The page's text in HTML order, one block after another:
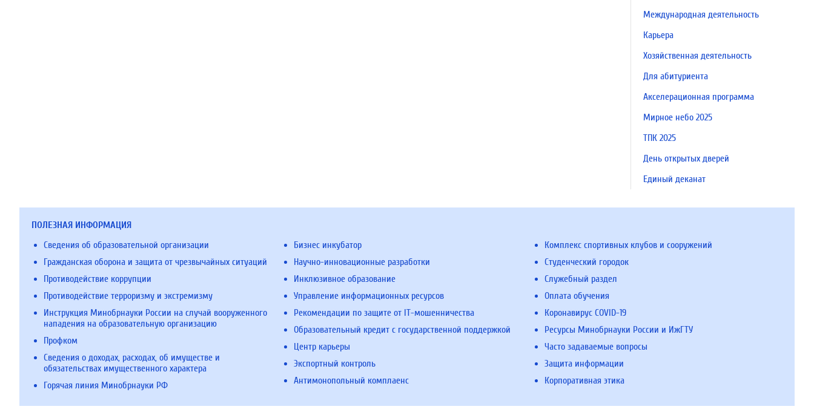
Международная деятельность
Карьера
Хозяйственная деятельность
Для абитуриента
Акселерационная программа
Мирное небо 2025
ТПК 2025
День открытых дверей
Единый деканат
ПОЛЕЗНАЯ ИНФОРМАЦИЯ
Сведения об образовательной организации
Гражданская оборона и защита от чрезвычайных ситуаций
Противодействие коррупции
Противодействие терроризму и экстремизму
Инструкция Минобрнауки России на случай вооруженного
нападения на образовательную организацию
Профком
Сведения о доходах, расходах, об имуществе и
обязательствах имущественного характера
Горячая линия Минобрнауки РФ
Бизнес инкубатор
Научно-инновационные разработки
Инклюзивное образование
Управление информационных ресурсов
Рекомендации по защите от IT-мошенничества
Образовательный кредит с государственной поддержкой
Центр карьеры
Экспортный контроль
Антимонопольный комплаенс
Комплекс спортивных клубов и сооружений
Студенческий городок
Служебный раздел
Оплата обучения
Коронавирус COVID-19
Ресурсы Минобрнауки России и ИжГТУ
Часто задаваемые вопросы
Защита информации
Корпоративная этика